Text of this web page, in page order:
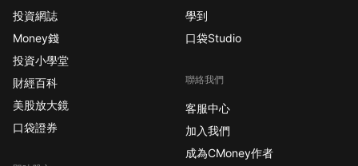
投資網誌
Money錢
投資小學堂
財經百科
美股放大鏡
口袋證券
學到
口袋Studio
聯絡我們
客服中心
加入我們
成為CMoney作者